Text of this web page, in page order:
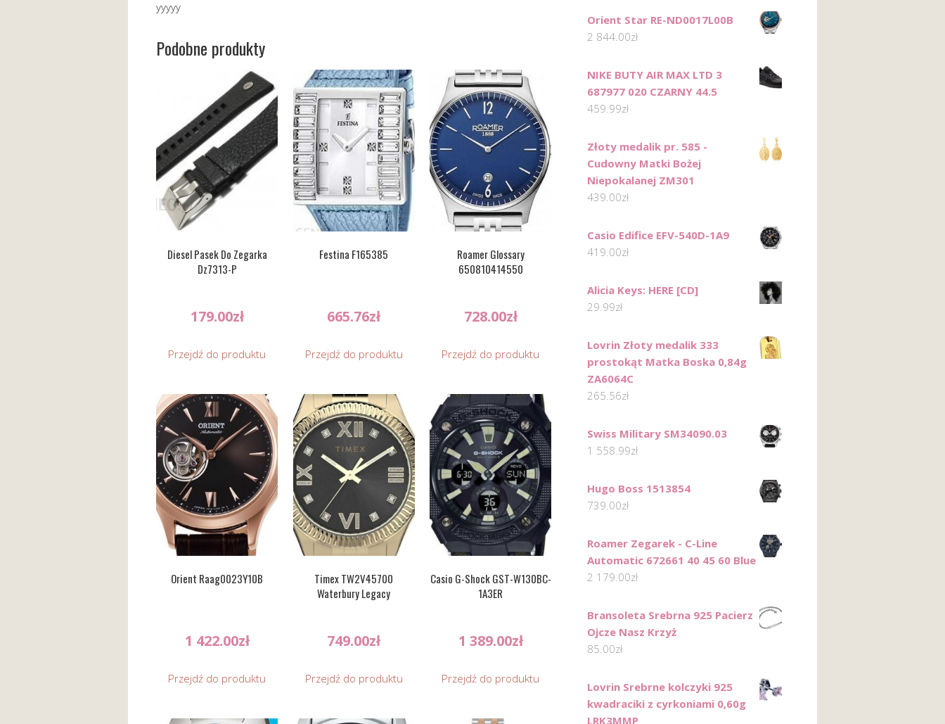
yyyyy
Podobne produkty
Diesel Pasek Do Zegarka
Dz7313-P
179.00zł
Przejdź do produktu
Festina F165385
665.76zł
Przejdź do produktu
Roamer Glossary
650810414550
728.00zł
Przejdź do produktu
Orient Raag0023Y10B
1 422.00zł
Przejdź do produktu
Timex TW2V45700
Waterbury Legacy
749.00zł
Przejdź do produktu
Casio G-Shock GST-W130BC-
1A3ER
1 389.00zł
Przejdź do produktu
Orient Star RE-ND0017L00B
2 844.00zł
NIKE BUTY AIR MAX LTD 3
687977 020 CZARNY 44.5
459.99zł
Złoty medalik pr. 585 -
Cudowny Matki Bożej
Niepokalanej ZM301
439.00zł
Casio Edifice EFV-540D-1A9
419.00zł
Alicia Keys: HERE [CD]
29.99zł
Lovrin Złoty medalik 333
prostokąt Matka Boska 0,84g
ZA6064C
265.56zł
Swiss Military SM34090.03
1 558.99zł
Hugo Boss 1513854
739.00zł
Roamer Zegarek - C-Line
Automatic 672661 40 45 60 Blue
2 179.00zł
Bransoleta Srebrna 925 Pacierz
Ojcze Nasz Krzyż
85.00zł
Lovrin Srebrne kolczyki 925
kwadraciki z cyrkoniami 0,60g
LRK3MMP